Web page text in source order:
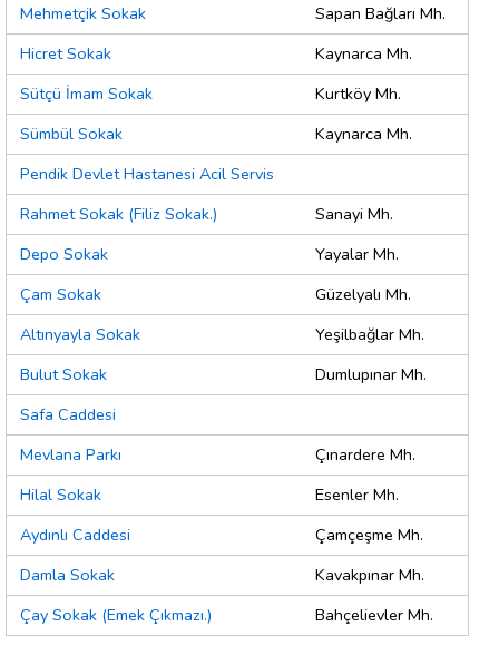
Mehmetçik Sokak
Sapan Bağları Mh.
Hicret Sokak
Kaynarca Mh.
Sütçü İmam Sokak
Kurtköy Mh.
Sümbül Sokak
Kaynarca Mh.
Pendik Devlet Hastanesi Acil Servis
Rahmet Sokak (Filiz Sokak.)
Sanayi Mh.
Depo Sokak
Yayalar Mh.
Çam Sokak
Güzelyalı Mh.
Altınyayla Sokak
Yeşilbağlar Mh.
Bulut Sokak
Dumlupınar Mh.
Safa Caddesi
Mevlana Parkı
Çınardere Mh.
Hilal Sokak
Esenler Mh.
Aydınlı Caddesi
Çamçeşme Mh.
Damla Sokak
Kavakpınar Mh.
Çay Sokak (Emek Çıkmazı.)
Bahçelievler Mh.